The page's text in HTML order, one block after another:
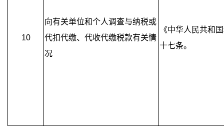
10
向有关单位和个人调查与纳税或
代扣代缴、代收代缴税款有关情
况
《中华人民共和
十七条。